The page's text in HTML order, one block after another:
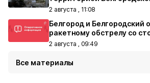
2 августа , 11:08
Белгород и Белгородский
ракетному обстрелу со
2 августа , 09:49
Все материалы